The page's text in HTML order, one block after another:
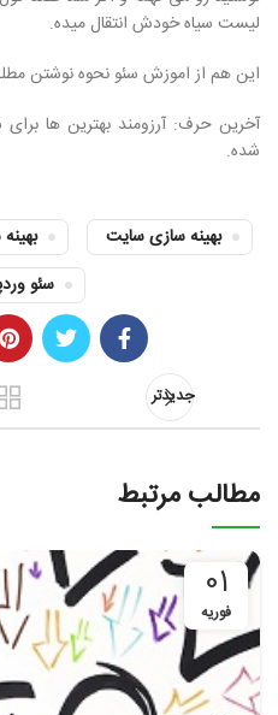
لیست سیاه خودش انتقال میده.
این هم از اموزش سئو نحوه نوشتن
آخرین حرف: آرزومند بهترین ها برای
شده.
بهینه سازی سایت
سئو
جدیدتر
مطالب مرتبط
01
فوریه